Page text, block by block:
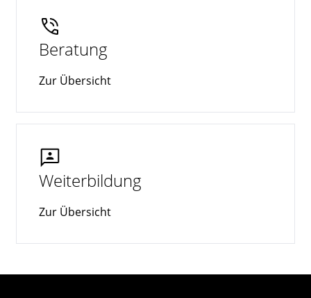
Beratung
Zur Übersicht
Weiterbildung
Zur Übersicht